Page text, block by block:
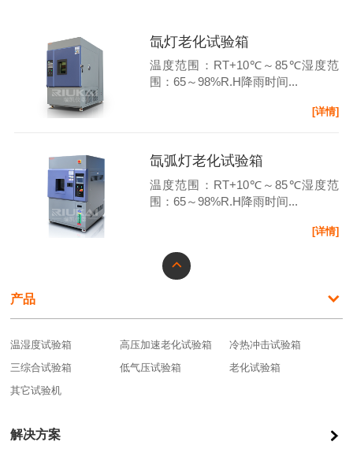
氙灯老化试验箱
温度范围：RT+10℃～85℃湿度范
围：65～98%R.H降雨时间...
[详情]
氙弧灯老化试验箱
温度范围：RT+10℃～85℃湿度范
围：65～98%R.H降雨时间...
[详情]
产品
温湿度试验箱 高压加速老化试验箱
冷热冲击试验箱
三综合试验箱
低气压试验箱
老化试验箱
其它试验机
解决方案